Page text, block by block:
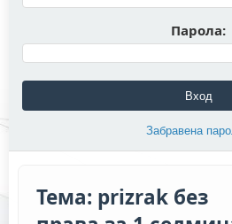
Парола:
Вход
Забравена
Тема: prizrak без